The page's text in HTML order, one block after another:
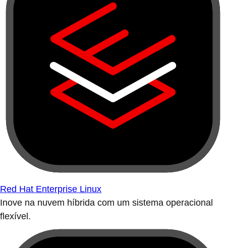
Red Hat Enterprise Linux
Inove na nuvem híbrida com um sistema operacional
flexível.